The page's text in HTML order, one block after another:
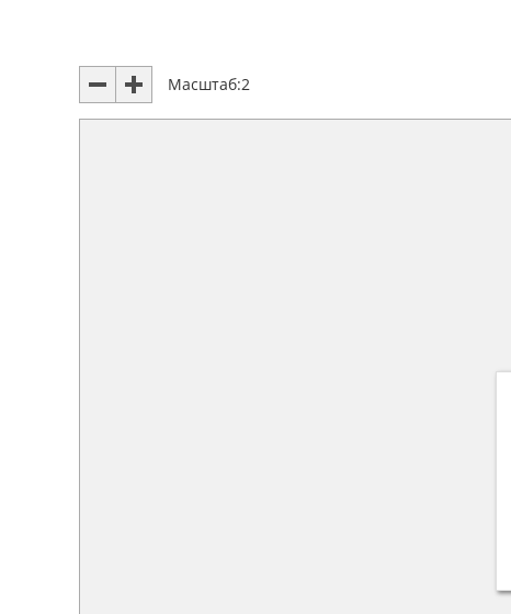
Масштаб:2